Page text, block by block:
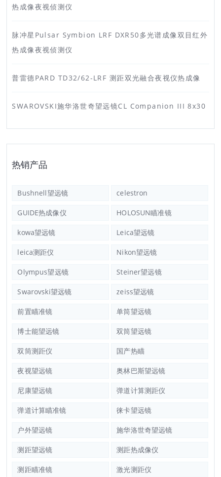
热成像夜视侦测仪
脉冲星Pulsar Symbion LRF DXR50多光谱成像双目红外
热成像夜视侦测仪
普雷德PARD TD32/62-LRF 测距双光融合夜视仪热成像
SWAROVSKI施华洛世奇望远镜CL Companion III 8x30
热销产品
Bushnell望远镜 celestron
GUIDE热成像仪 HOLOSUN瞄准镜
kowa望远镜 Leica望远镜
leica测距仪 Nikon望远镜
Olympus望远镜 Steiner望远镜
Swarovski望远镜 zeiss望远镜
前置瞄准镜 单筒望远镜
博士能望远镜 双筒望远镜
双筒测距仪 国产热瞄
夜视望远镜 奥林巴斯望远镜
尼康望远镜 弹道计算测距仪
弹道计算瞄准镜 徕卡望远镜
户外望远镜 施华洛世奇望远镜
测距望远镜 测距热成像仪
测距瞄准镜 激光测距仪